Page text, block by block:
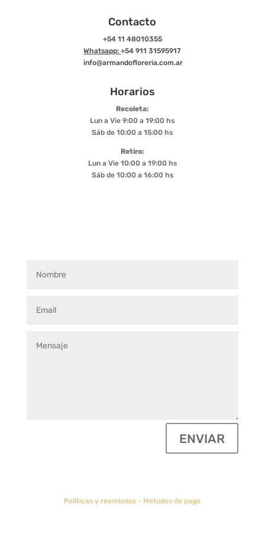
Contacto
+54 11 48010355
Whatsapp:+54 911 31595917
info@armandofloreria.com.ar
Horarios
Recoleta:
Lun a Vie 9:00 a 19:00 hs
Sáb de 10:00 a 15:00 hs
Retiro:
Lun a Vie 10:00 a 19:00 hs
Sáb de 10:00 a 16:00 hs
ENVIAR
Políticas y reembolso - Métodos de pago